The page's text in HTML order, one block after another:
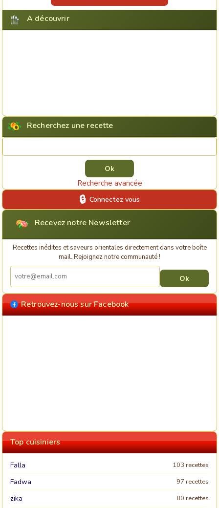
A découvrir
Recherchez une recette
Recherche avancée
Connectez vous
Recevez notre Newsletter
Recettes inédites et saveurs orientales directement dans votre boîte
mail. Rejoignez notre communauté !
Retrouvez-nous sur Facebook
Top cuisiniers
Falla 103 recettes
Fadwa 97 recettes
zika 80 recettes